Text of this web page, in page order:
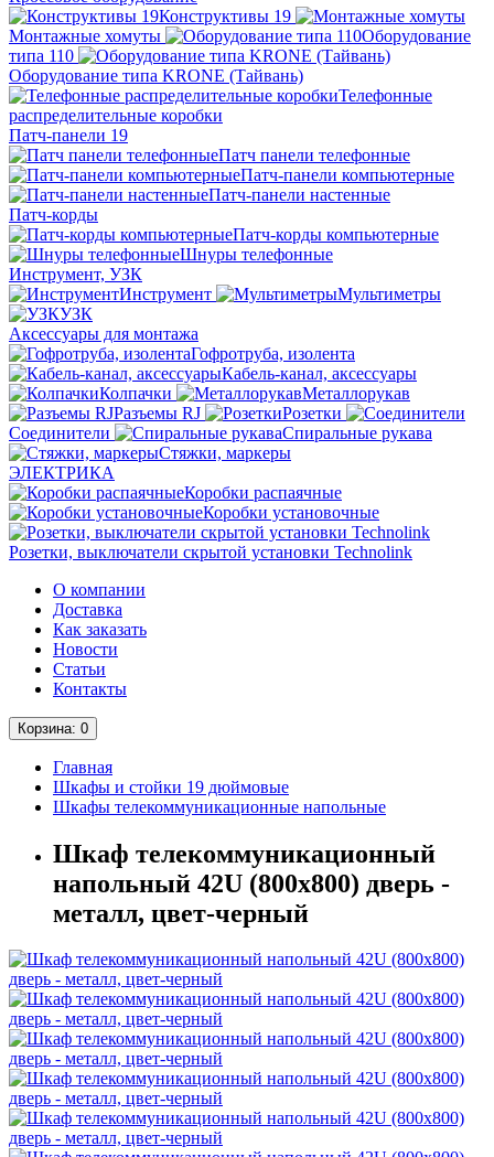
Конструктивы 19
Монтажные хомуты
Оборудование
типа 110
Оборудование типа KRONE (Тайвань)
Телефонные
распределительные коробки
Патч-панели 19
Патч панели телефонные
Патч-панели компьютерные
Патч-панели настенные
Патч-корды
Патч-корды компьютерные
Шнуры телефонные
Инструмент, УЗК
Инструмент
Мультиметры
УЗК
Аксессуары для монтажа
Гофротруба, изолента
Кабель-канал, аксессуары
Колпачки
Металлорукав
Разъемы RJ
Розетки
Соединители
Спиральные рукава
Стяжки, маркеры
ЭЛЕКТРИКА
Коробки распаячные
Коробки установочные
Розетки, выключатели скрытой установки Technolink
О компании
Доставка
Как заказать
Новости
Статьи
Контакты
Корзина: 0
Главная
Шкафы и стойки 19 дюймовые
Шкафы телекоммуникационные напольные
Шкаф телекоммуникационный
напольный 42U (800х800) дверь -
металл, цвет-черный